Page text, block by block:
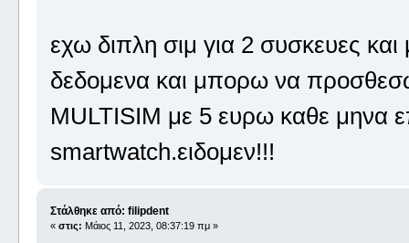
εχω διπλη σιμ για 2 συσκευες και
δεδομενα και μπορω να
MULTISIM με 5 ευρω καθε μηνα
smartwatch.ειδομεν!!!
Στάλθηκε από: filipdent
« στις: Μάιος 11, 2023, 08:37:19 πμ »